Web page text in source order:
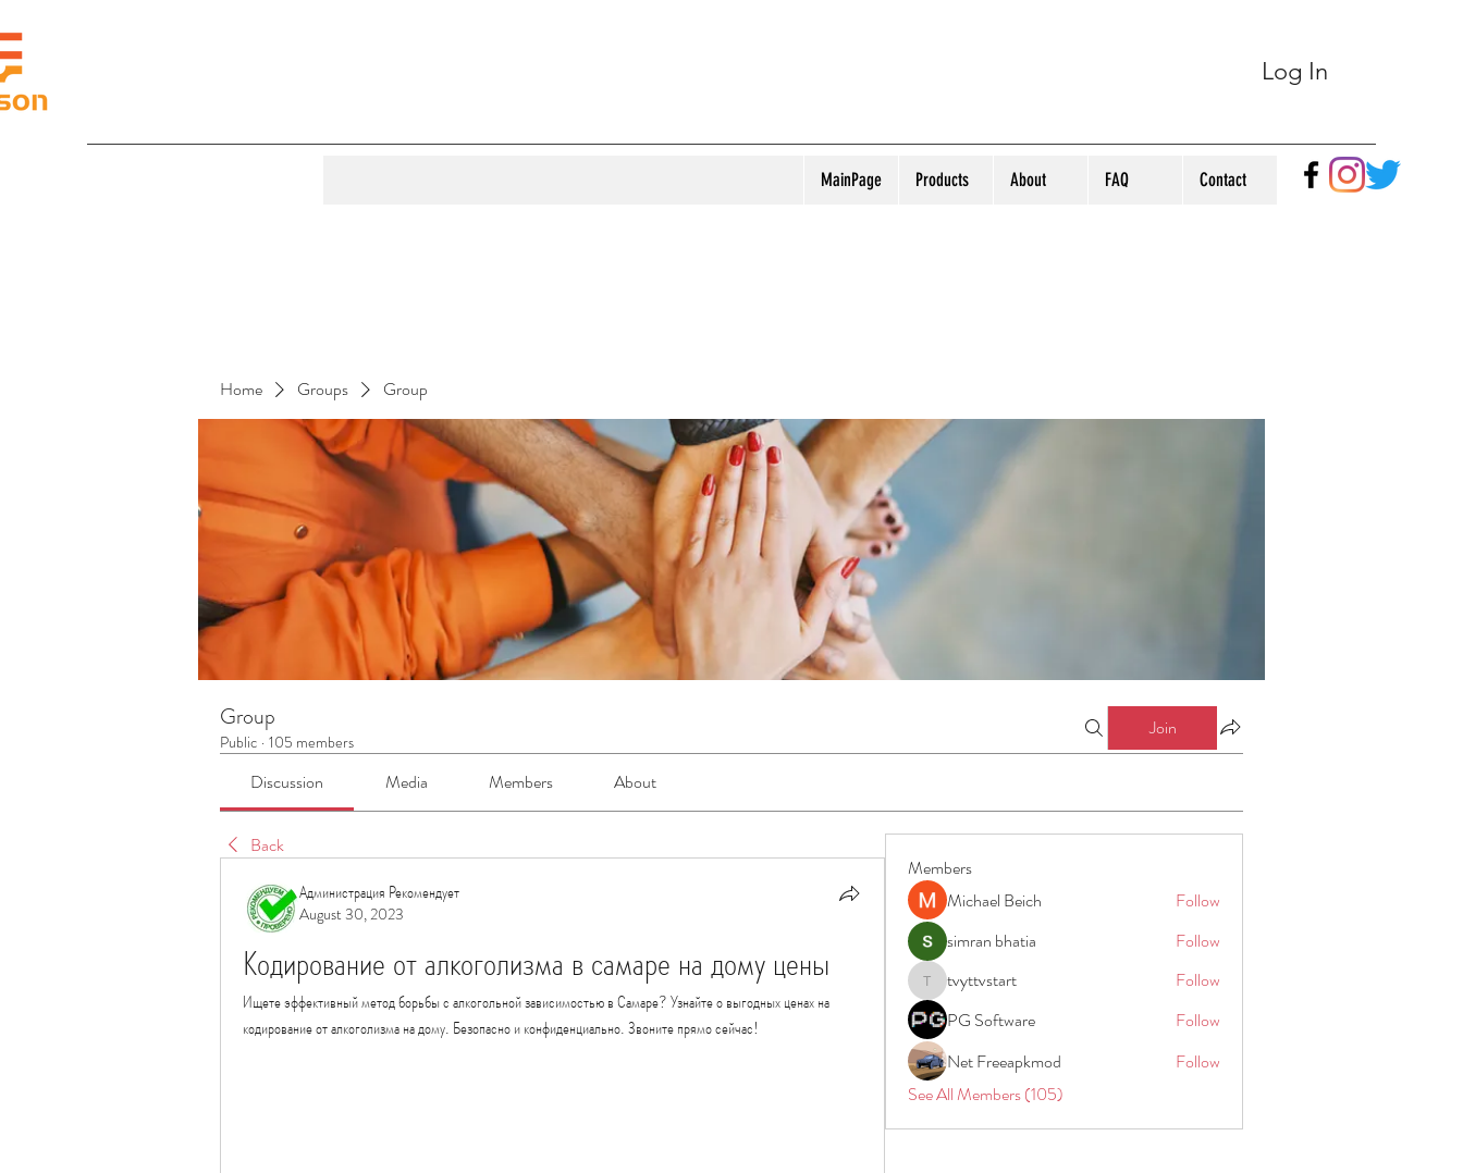
Log In
MainPage Products About FAQ Contact
Home Groups Group
Group
Public · 105 members
Join
Discussion Media Members About
Back
Администрация Рекомендует
August 30, 2023
Кодирование от алкоголизма в самаре на дому цены
Ищете эффективный метод борьбы с алкогольной зависимостью в Самаре? Узнайте о выгодных ценах на
кодирование от алкоголизма на дому. Безопасно и конфиденциально. Звоните прямо сейчас!
Members
Michael Beich
Follow
simran bhatia
Follow
tvyttvstart
tvyttvstart
Follow
PG Software
Follow
Net Freeapkmod
Follow
See All Members (105)